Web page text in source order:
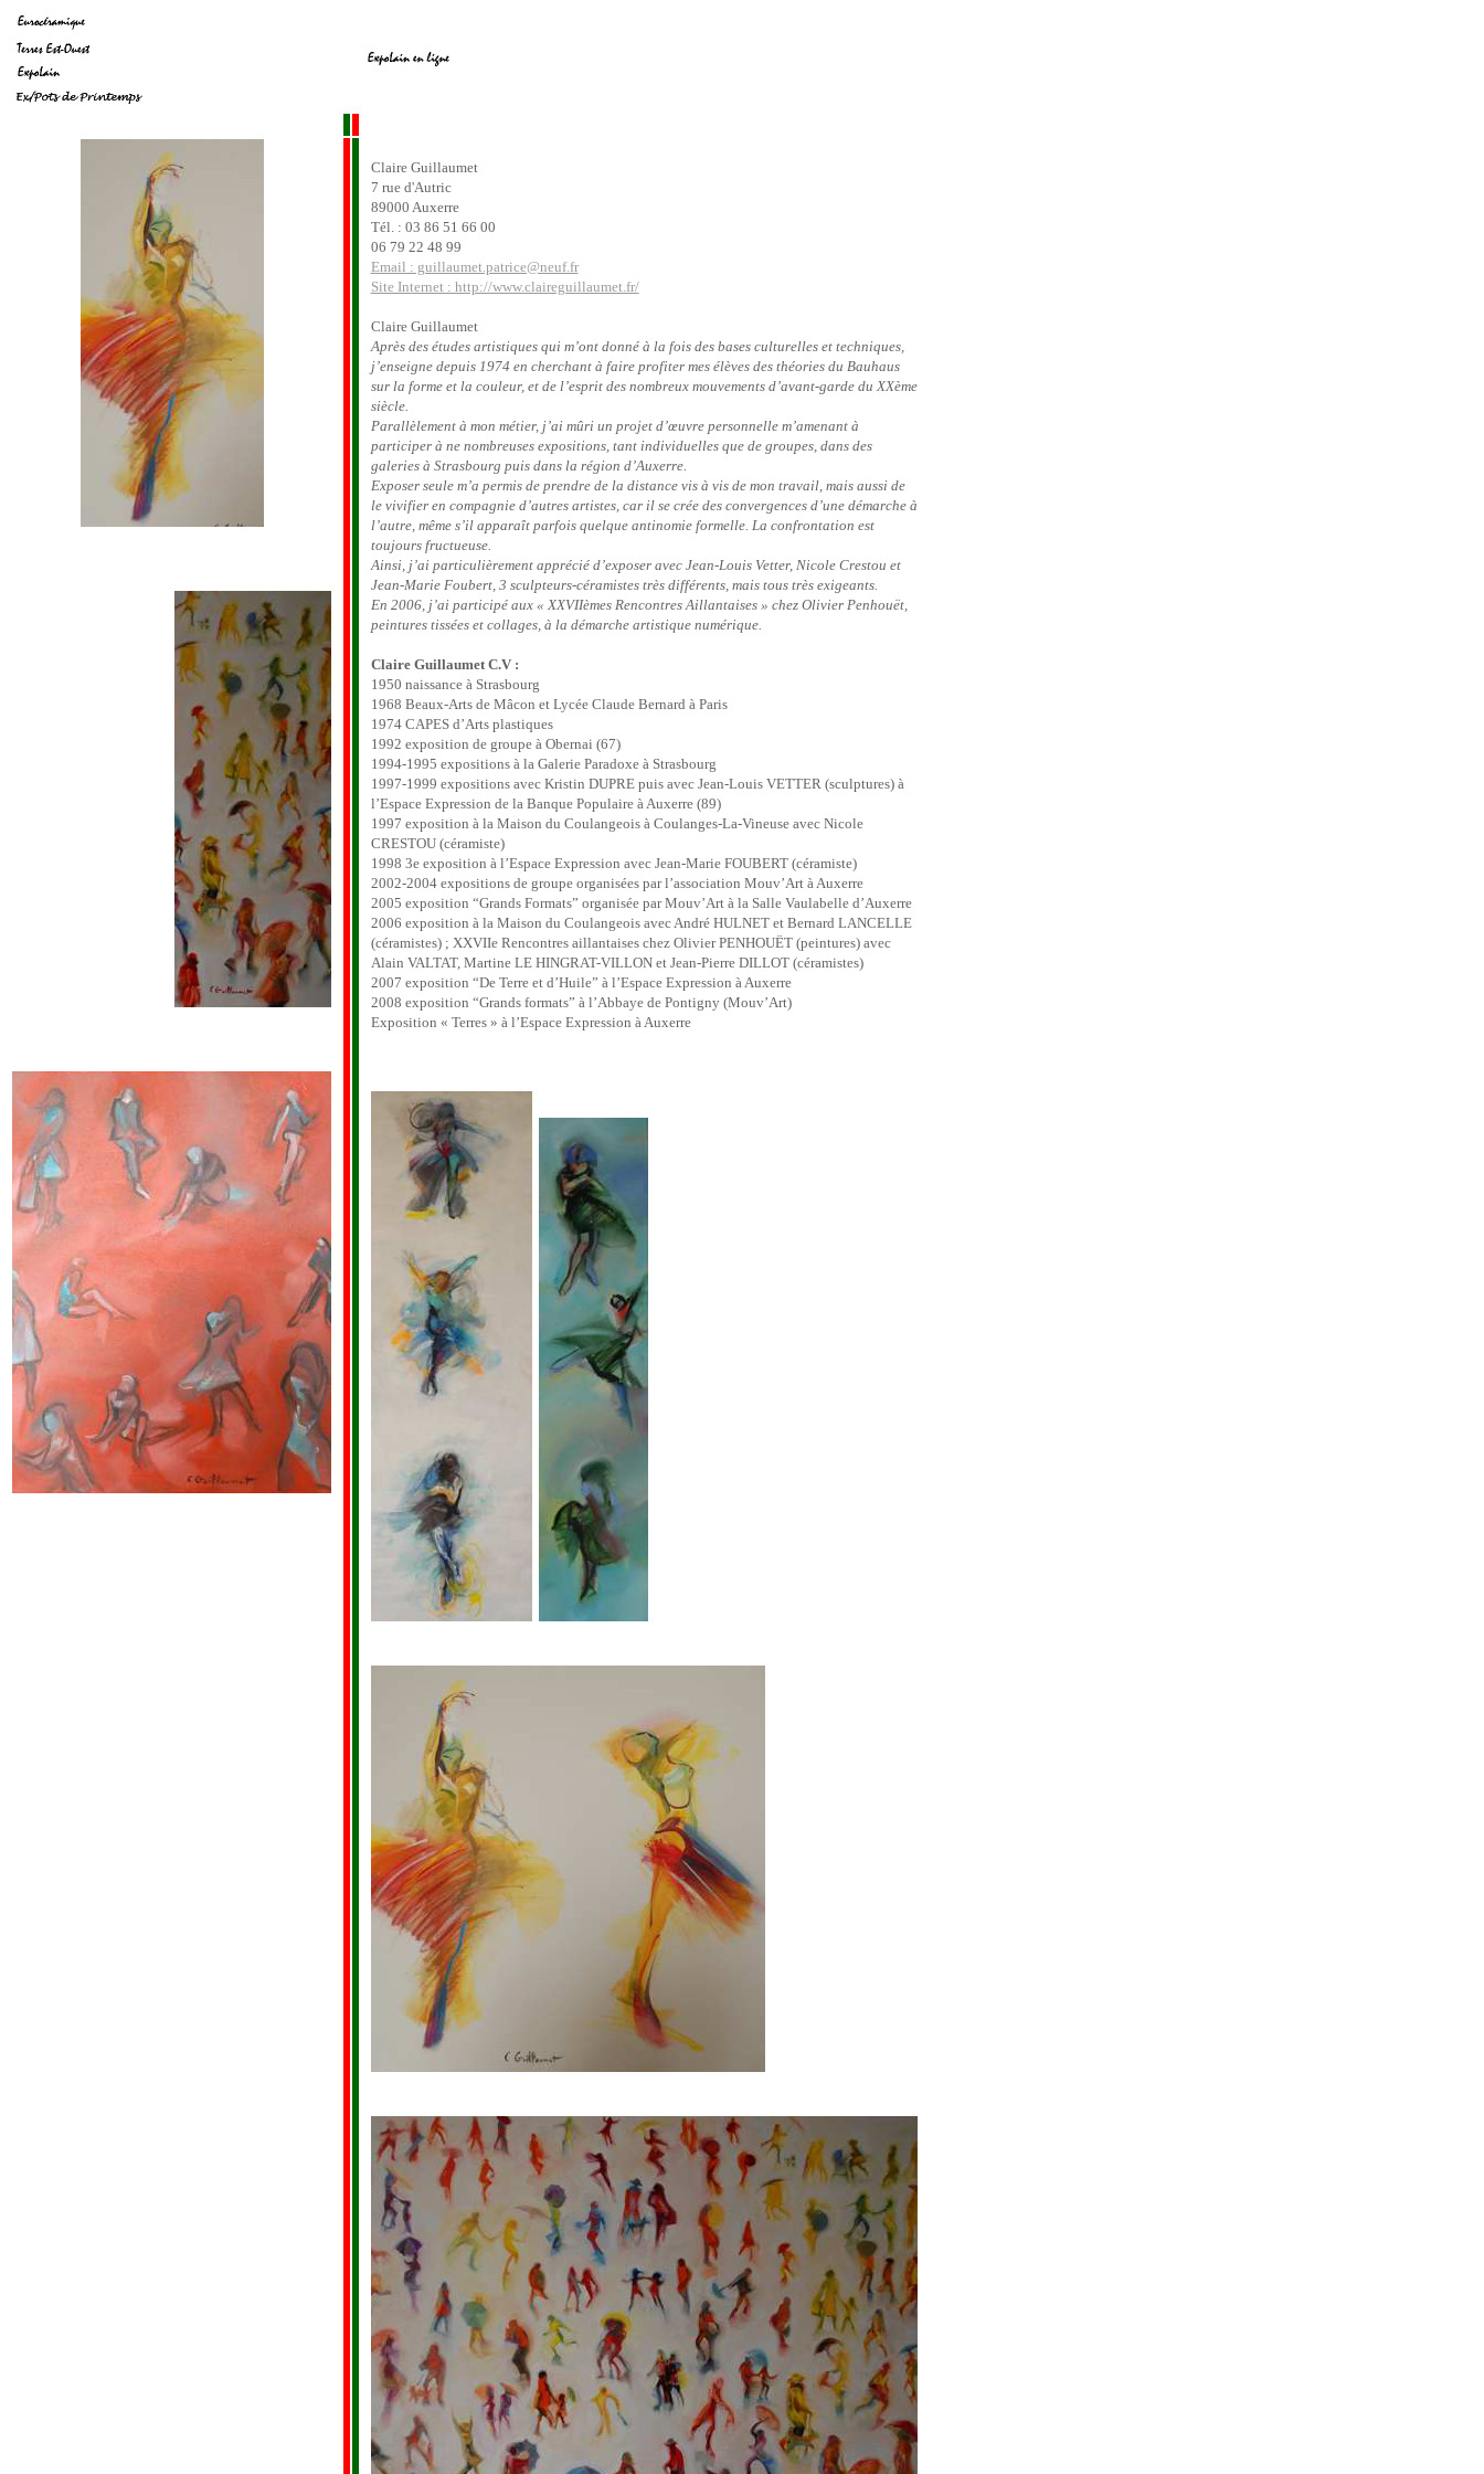
Claire Guillaumet
7 rue d'Autric
89000 Auxerre
Tél. : 03 86 51 66 00
06 79 22 48 99
Email : guillaumet.patrice@neuf.fr
Site Internet : http://www.claireguillaumet.fr/
Claire Guillaumet
Après des études artistiques qui m’ont donné à la fois des bases culturelles et techniques,
j’enseigne depuis 1974 en cherchant à faire profiter mes élèves des théories du Bauhaus
sur la forme et la couleur, et de l’esprit des nombreux mouvements d’avant-garde du XXème
siècle.
Parallèlement à mon métier, j’ai mûri un projet d’œuvre personnelle m’amenant à
participer à ne nombreuses expositions, tant individuelles que de groupes, dans des
galeries à Strasbourg puis dans la région d’Auxerre.
Exposer seule m’a permis de prendre de la distance vis à vis de mon travail, mais aussi de
le vivifier en compagnie d’autres artistes, car il se crée des convergences d’une démarche à
l’autre, même s’il apparaît parfois quelque antinomie formelle. La confrontation est
toujours fructueuse.
Ainsi, j’ai particulièrement apprécié d’exposer avec Jean-Louis Vetter, Nicole Crestou et
Jean-Marie Foubert, 3 sculpteurs-céramistes très différents, mais tous très exigeants.
En 2006, j’ai participé aux « XXVIIèmes Rencontres Aillantaises » chez Olivier Penhouët,
peintures tissées et collages, à la démarche artistique numérique.
Claire Guillaumet C.V :
1950 naissance à Strasbourg
1968 Beaux-Arts de Mâcon et Lycée Claude Bernard à Paris
1974 CAPES d’Arts plastiques
1992 exposition de groupe à Obernai (67)
1994-1995 expositions à la Galerie Paradoxe à Strasbourg
1997-1999 expositions avec Kristin DUPRE puis avec Jean-Louis VETTER (sculptures) à
l’Espace Expression de la Banque Populaire à Auxerre (89)
1997 exposition à la Maison du Coulangeois à Coulanges-La-Vineuse avec Nicole
CRESTOU (céramiste)
1998 3e exposition à l’Espace Expression avec Jean-Marie FOUBERT (céramiste)
2002-2004 expositions de groupe organisées par l’association Mouv’Art à Auxerre
2005 exposition “Grands Formats” organisée par Mouv’Art à la Salle Vaulabelle d’Auxerre
2006 exposition à la Maison du Coulangeois avec André HULNET et Bernard LANCELLE
(céramistes) ; XXVIIe Rencontres aillantaises chez Olivier PENHOUËT (peintures) avec
Alain VALTAT, Martine LE HINGRAT-VILLON et Jean-Pierre DILLOT (céramistes)
2007 exposition “De Terre et d’Huile” à l’Espace Expression à Auxerre
2008 exposition “Grands formats” à l’Abbaye de Pontigny (Mouv’Art)
Exposition « Terres » à l’Espace Expression à Auxerre